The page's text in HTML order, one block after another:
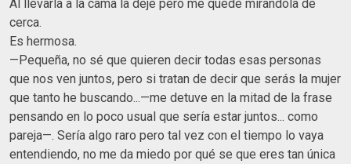
Al llevarla a la cama la dejé pero me quedé mirándola de
cerca.
Es hermosa.
—Pequeña, no sé que quieren decir todas esas personas
que nos ven juntos, pero si tratan de decir que serás la mujer
que tanto he buscando...—me detuve en la mitad de la frase
pensando en lo poco usual que sería estar juntos... como
pareja—. Sería algo raro pero tal vez con el tiempo lo vaya
entendiendo, no me da miedo por qué se que eres tan única